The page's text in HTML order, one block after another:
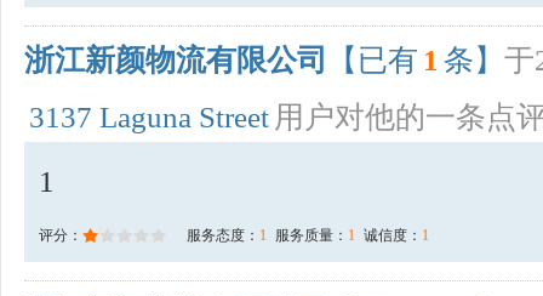
浙江新颜物流有限公司 【已有 1 条】 于
3137 Laguna Street 用户对他的一条点
1
评分： 服务态度： 1 服务质量： 1 诚信度： 1